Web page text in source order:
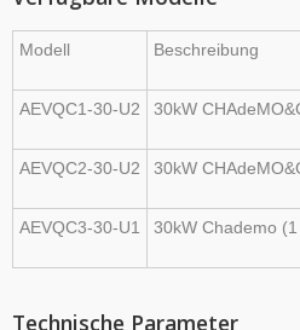
Modell Beschreibung
AEVQC1-30-U2 30kW
AEVQC2-30-U2 30kW
AEVQC3-30-U1 30kW Chademo (1
Technische Parameter